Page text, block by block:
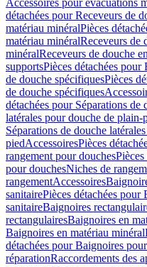
Accessoires pour évacuations
détachées pour Receveurs de
matériau minéralPièces
matériau minéralReceveurs de
minéralReceveurs de douche
supportsPièces détachées pour
de douche spécifiquesPièces
de douche spécifiques
détachées pour Séparations de
latérales pour douche de plain-
Séparations de douche
piedAccessoiresPièces
rangement pour douches
pour douchesNiches de
rangementAccessoires
sanitairePièces détachées
sanitaireBaignoires
rectangulairesBaignoires en
Baignoires en matériau minéral
détachées pour Baignoires
réparationRaccordements des